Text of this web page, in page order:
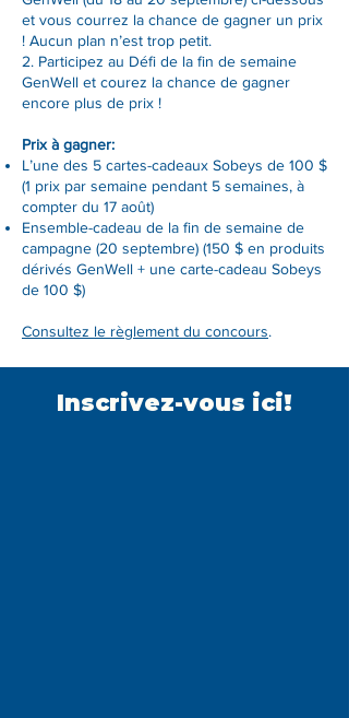
et vous courrez la chance de gagner un prix
! Aucun plan n’est trop petit.
2. Participez au Défi de la fin de semaine
GenWell et courez la chance de gagner
encore plus de prix !
Prix à gagner:
L’une des 5 cartes-cadeaux Sobeys de 100 $
(1 prix par semaine pendant 5 semaines, à
compter du 17 août)
Ensemble-cadeau de la fin de semaine de
campagne (20 septembre) (150 $ en produits
dérivés GenWell + une carte-cadeau Sobeys
de 100 $)
Consultez le règlement du concours.
Inscrivez-vous ici!